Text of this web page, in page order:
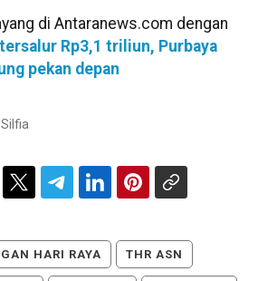
di Antaranews.com dengan
Rp3,1 triliun, Purbaya
pekan depan
HARI RAYA THR ASN